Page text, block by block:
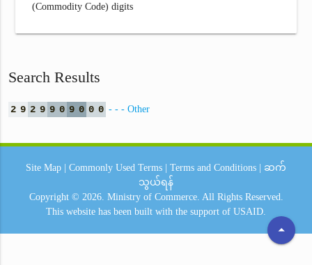
(Commodity Code) digits
Search Results
2 9 2 9 9 0 9 0 0 0 - - - Other
arrow_drop_up
Site Map Commonly Used Terms Terms and Conditions
ဆက်
သွယ်ရန်
Copyright © 2026. Ministry of Commerce. All Rights Reserved.
This website has been built with the support of USAID.